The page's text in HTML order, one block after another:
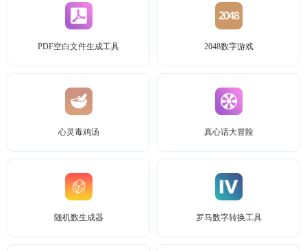
PDF空白文件生成工具 2048数字游戏
心灵毒鸡汤 真心话大冒险
随机数生成器 罗马数字转换工具